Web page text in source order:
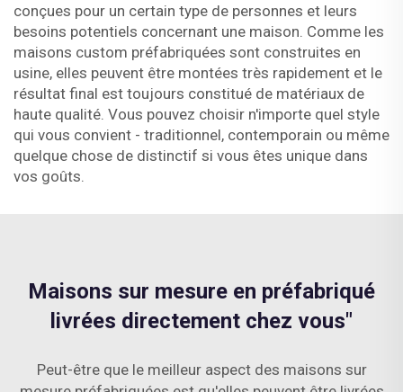
conçues pour un certain type de personnes et leurs
besoins potentiels concernant une maison. Comme les
maisons custom préfabriquées sont construites en
usine, elles peuvent être montées très rapidement et le
résultat final est toujours constitué de matériaux de
haute qualité. Vous pouvez choisir n'importe quel style
qui vous convient - traditionnel, contemporain ou même
quelque chose de distinctif si vous êtes unique dans
vos goûts.
Maisons sur mesure en préfabriqué
livrées directement chez vous"
Peut-être que le meilleur aspect des maisons sur